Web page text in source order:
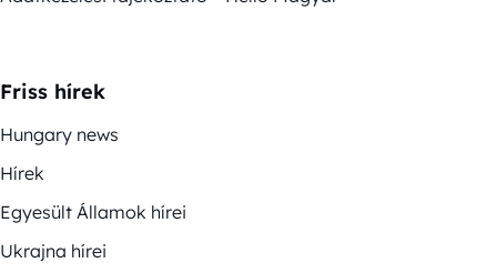
Friss hírek
Hungary news
Hírek
Egyesült Államok hírei
Ukrajna hírei